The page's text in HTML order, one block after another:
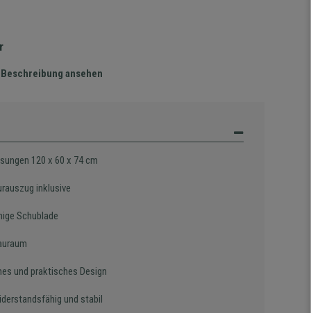
ansehen
120 x 60 x 74 cm
inklusive
Schublade
und praktisches Design
und stabil